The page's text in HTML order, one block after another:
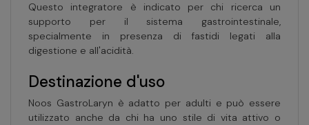
Questo integratore è indicato per chi ricerca un
supporto per il sistema gastrointestinale,
specialmente in presenza di fastidi legati alla
digestione e all'acidità.
Destinazione d'uso
Noos GastroLaryn è adatto per adulti e può essere
utilizzato anche da chi ha uno stile di vita attivo o